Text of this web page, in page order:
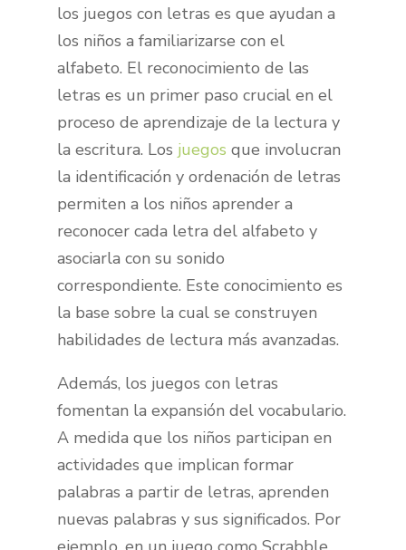
los juegos con letras es que ayudan a
los niños a familiarizarse con el
alfabeto. El reconocimiento de las
letras es un primer paso crucial en el
proceso de aprendizaje de la lectura y
la escritura. Los juegos que involucran
la identificación y ordenación de letras
permiten a los niños aprender a
reconocer cada letra del alfabeto y
asociarla con su sonido
correspondiente. Este conocimiento es
la base sobre la cual se construyen
habilidades de lectura más avanzadas.
Además, los juegos con letras
fomentan la expansión del vocabulario.
A medida que los niños participan en
actividades que implican formar
palabras a partir de letras, aprenden
nuevas palabras y sus significados. Por